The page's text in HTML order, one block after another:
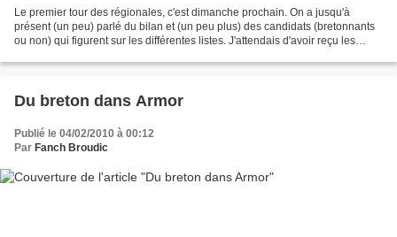
Le premier tour des régionales, c'est dimanche prochain. On a jusqu'à
présent (un peu) parlé du bilan et (un peu plus) des candidats (bretonnants
ou non) qui figurent sur les différentes listes. J'attendais d'avoir reçu les
Du breton dans Armor
Publié le 04/02/2010 à 00:12
Par Fanch Broudic